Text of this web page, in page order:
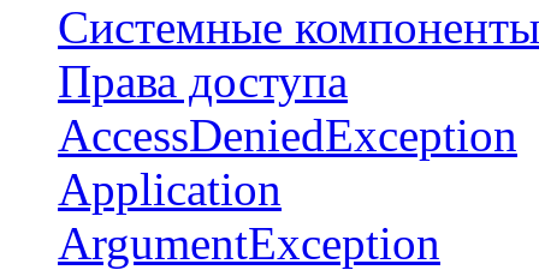
Системные компоненты
Права доступа
AccessDeniedException
Application
ArgumentException